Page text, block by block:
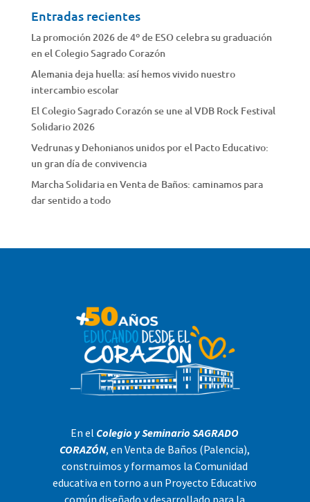
Entradas recientes
La promoción 2026 de 4º de ESO celebra su graduación
en el Colegio Sagrado Corazón
Alemania deja huella: así hemos vivido nuestro
intercambio escolar
El Colegio Sagrado Corazón se une al VDB Rock Festival
Solidario 2026
Vedrunas y Dehonianos unidos por el Pacto Educativo:
un gran día de convivencia
Marcha Solidaria en Venta de Baños: caminamos para
dar sentido a todo
En el Colegio y Seminario SAGRADO
CORAZÓN, en Venta de Baños (Palencia),
construimos y formamos la Comunidad
educativa en torno a un Proyecto Educativo
común diseñado y desarrollado para la